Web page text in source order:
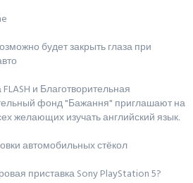
будет закрыть глаза при
и Благотворительная
фонд "Бажання" приглашают на
желающих изучать английский язык.
автомобильных стёкол
приставка Sony PlayStation 5?